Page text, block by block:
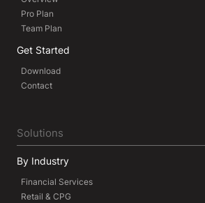
Pro Plan
Team Plan
Get Started
Download
Contact
Solutions
By Industry
Financial Services
Retail & CPG